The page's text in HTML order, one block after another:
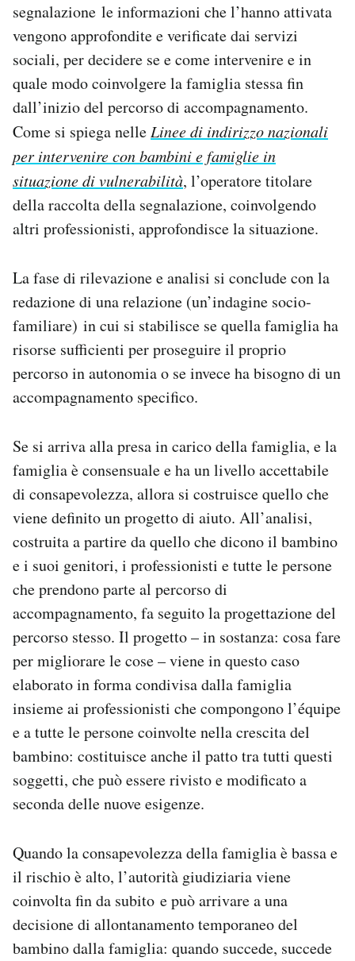
segnalazione le informazioni che l’hanno attivata
vengono approfondite e verificate dai servizi
sociali, per decidere se e come intervenire e in
quale modo coinvolgere la famiglia stessa fin
dall’inizio del percorso di accompagnamento.
Come si spiega nelleLinee di indirizzo nazionali
per intervenire con bambini e famiglie in
situazione di vulnerabilità, l’operatore titolare
della raccolta della segnalazione, coinvolgendo
altri professionisti, approfondisce la situazione.
La fase di rilevazione e analisi si conclude con la
redazione di una relazione (un’indagine socio-
familiare) in cui si stabilisce se quella famiglia ha
risorse sufficienti per proseguire il proprio
percorso in autonomia o se invece ha bisogno di un
accompagnamento specifico.
Se si arriva alla presa in carico della famiglia, e la
famiglia è consensuale e ha un livello accettabile
di consapevolezza, allora si costruisce quello che
viene definito un progetto di aiuto. All’analisi,
costruita a partire da quello che dicono il bambino
e i suoi genitori, i professionisti e tutte le persone
che prendono parte al percorso di
accompagnamento, fa seguito la progettazione del
percorso stesso. Il progetto – in sostanza: cosa fare
per migliorare le cose – viene in questo caso
elaborato in forma condivisa dalla famiglia
insieme ai professionisti che compongono l’équipe
e a tutte le persone coinvolte nella crescita del
bambino: costituisce anche il patto tra tutti questi
soggetti, che può essere rivisto e modificato a
seconda delle nuove esigenze.
Quando la consapevolezza della famiglia è bassa e
il rischio è alto, l’autorità giudiziaria viene
coinvolta fin da subito e può arrivare a una
decisione di allontanamento temporaneo del
bambino dalla famiglia: quando succede, succede